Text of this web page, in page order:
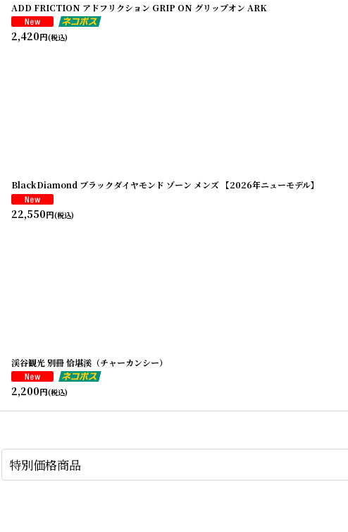
ADD FRICTION アドフリクション GRIP ON グリップオン ARK
2,420円(税込)
BlackDiamond ブラックダイヤモンド ゾーン メンズ 【2026年ニューモデル】
22,550円(税込)
渓谷観光 別冊 恰堪溪（チャーカンシー）
2,200円(税込)
特別価格商品